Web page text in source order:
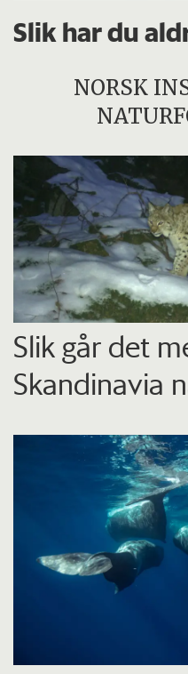
Slik har du
NORSK
Slik går det
Skandinavia